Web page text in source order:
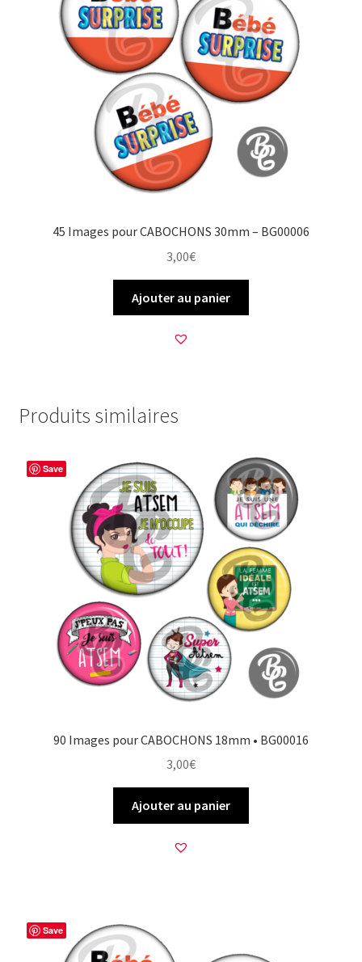
45 Images pour CABOCHONS 30mm – BG00006
3,00€
Ajouter au panier
Produits similaires
Save
90 Images pour CABOCHONS 18mm • BG00016
3,00€
Ajouter au panier
Save